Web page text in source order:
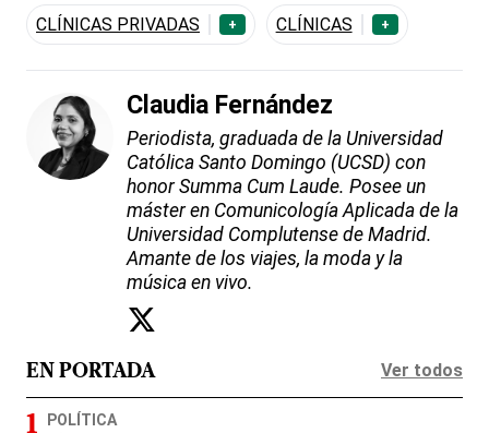
CLÍNICAS PRIVADAS + CLÍNICAS +
Claudia Fernández
Periodista, graduada de la Universidad
Católica Santo Domingo (UCSD) con
honor Summa Cum Laude. Posee un
máster en Comunicología Aplicada de la
Universidad Complutense de Madrid.
Amante de los viajes, la moda y la
música en vivo.
EN PORTADA Ver todos
POLÍTICA